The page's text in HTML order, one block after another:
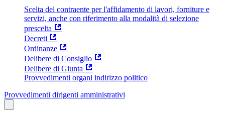
Scelta del contraente per l'affidamento di lavori, forniture e
servizi, anche con riferimento alla modalità di selezione
prescelta
Decreti
Ordinanze
Delibere di Consiglio
Delibere di Giunta
Provvedimenti organi indirizzo politico
Provvedimenti dirigenti amministrativi